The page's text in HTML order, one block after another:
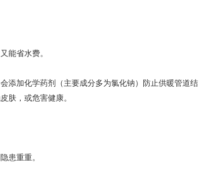
能省水费。
添加化学药剂（主要成分多为氯化钠）防止供暖管道结
肤，或危害健康。
患重重。